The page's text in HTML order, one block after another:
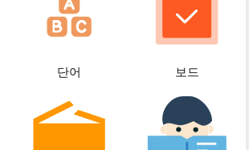
단어 보드